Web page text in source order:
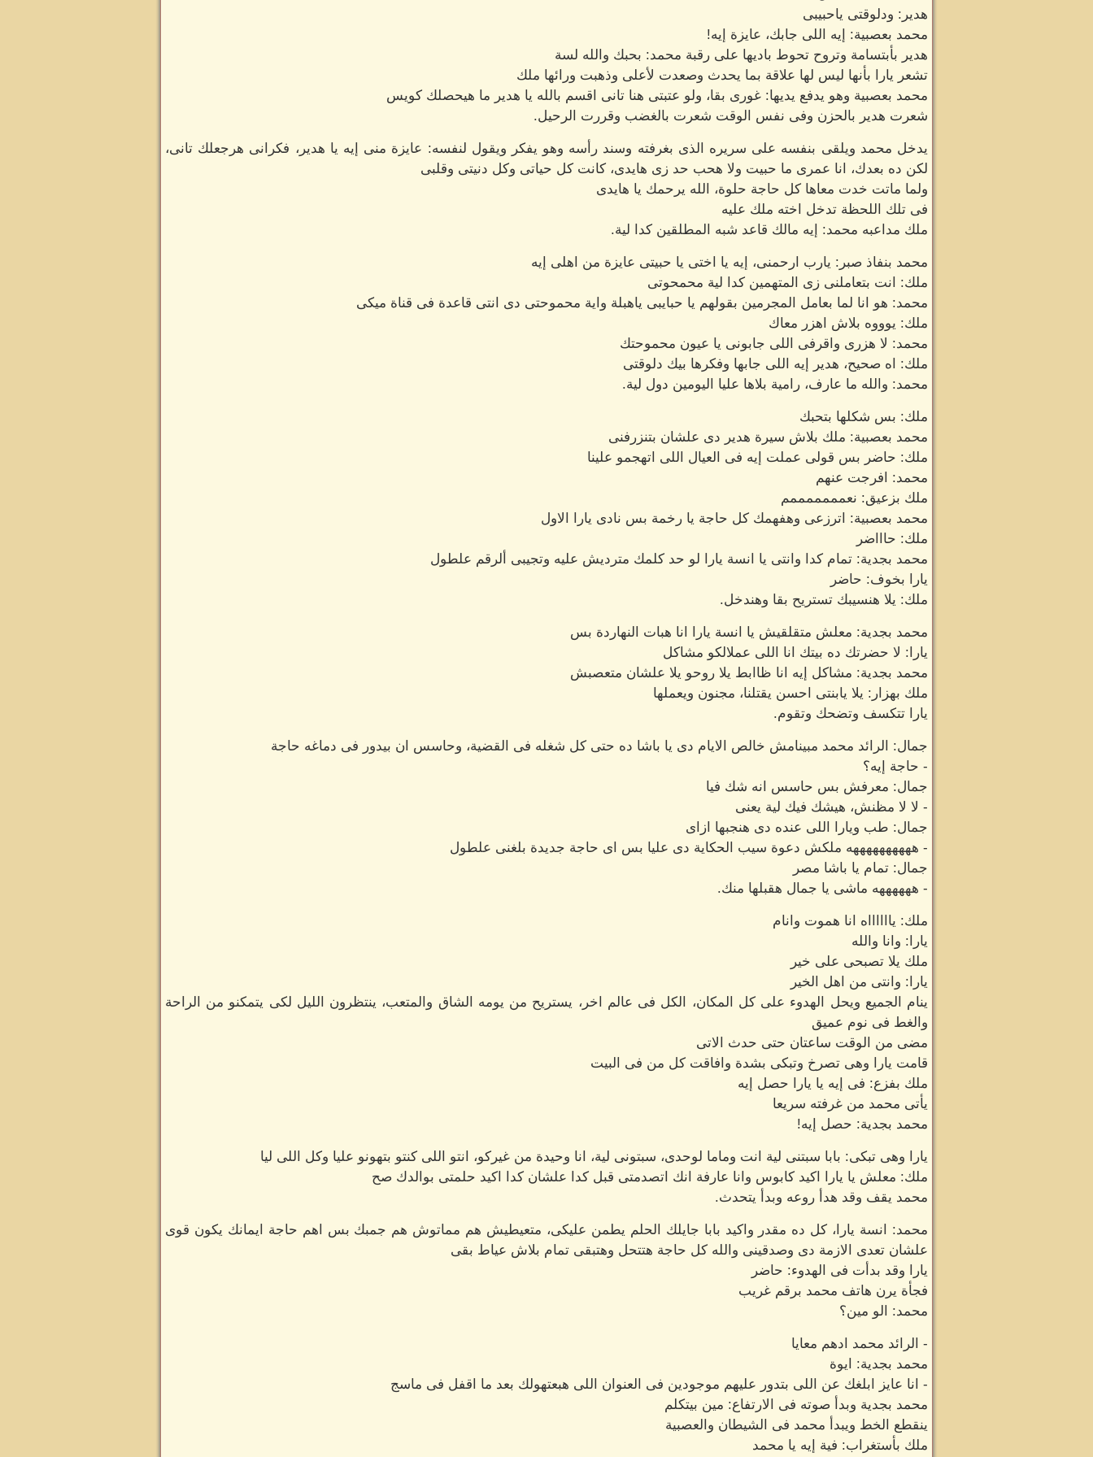
هدير: ودلوقتى ياحبيبى
محمد بعصبية: إيه اللى جابك، عايزة إيه!
هدير بأبتسامة وتروح تحوط باديها على رقبة محمد: بحبك والله لسة
تشعر يارا بأنها ليس لها علاقة بما يحدث وصعدت لأعلى وذهبت ورائها ملك
محمد بعصبية وهو يدفع يديها: غورى بقا، ولو عتبتى هنا تانى اقسم بالله يا هدير ما هيحصلك كويس
شعرت هدير بالحزن وفى نفس الوقت شعرت بالغضب وقررت الرحيل.
يدخل محمد ويلقى بنفسه على سريره الذى بغرفته وسند رأسه وهو يفكر ويقول لنفسه: عايزة منى إيه يا هدير، فكرانى هرجعلك تانى،
لكن ده بعدك، انا عمرى ما حبيت ولا هحب حد زى هايدى، كانت كل حياتى وكل دنيتى وقلبى
ولما ماتت خدت معاها كل حاجة حلوة، الله يرحمك يا هايدى
فى تلك اللحظة تدخل اخته ملك عليه
ملك مداعبه محمد: إيه مالك قاعد شبه المطلقين كدا لية.
محمد بنفاذ صبر: يارب ارحمنى، إيه يا اختى يا حبيتى عايزة من اهلى إيه
ملك: انت بتعاملنى زى المتهمين كدا لية محمحوتى
محمد: هو انا لما بعامل المجرمين بقولهم يا حبايبى ياهبلة واية محموحتى دى انتى قاعدة فى قناة ميكى
ملك: يوووه بلاش اهزر معاك
محمد: لا هزرى واقرفى اللى جابونى يا عيون محموحتك
ملك: اه صحيح، هدير إيه اللى جابها وفكرها بيك دلوقتى
محمد: والله ما عارف، رامية بلاها عليا اليومين دول لية.
ملك: بس شكلها بتحبك
محمد بعصبية: ملك بلاش سيرة هدير دى علشان بتنزرفنى
ملك: حاضر بس قولى عملت إيه فى العيال اللى اتهجمو علينا
محمد: افرجت عنهم
ملك بزعيق: نعمممممممم
محمد بعصبية: اترزعى وهفهمك كل حاجة يا رخمة بس نادى يارا الاول
ملك: حاااضر
محمد بجدية: تمام كدا وانتى يا انسة يارا لو حد كلمك مترديش عليه وتجيبى ألرقم علطول
يارا بخوف: حاضر
ملك: يلا هنسيبك تستريح بقا وهندخل.
محمد بجدية: معلش متقلقيش يا انسة يارا انا هبات النهاردة بس
يارا: لا حضرتك ده بيتك انا اللى عملالكو مشاكل
محمد بجدية: مشاكل إيه انا ظاابط يلا روحو يلا علشان متعصبش
ملك بهزار: يلا يابنتى احسن يقتلنا، مجنون ويعملها
يارا تتكسف وتضحك وتقوم.
جمال: الرائد محمد مبينامش خالص الايام دى يا باشا ده حتى كل شغله فى القضية، وحاسس ان بيدور فى دماغه حاجة
- حاجة إيه؟
جمال: معرفش بس حاسس انه شك فيا
- لا لا مظنش، هيشك فيك لية يعنى
جمال: طب ويارا اللى عنده دى هنجبها ازاى
- ههههههههههه ملكش دعوة سيب الحكاية دى عليا بس اى حاجة جديدة بلغنى علطول
جمال: تمام يا باشا مصر
- ههههههه ماشى يا جمال هقبلها منك.
ملك: يااااااه انا هموت وانام
يارا: وانا والله
ملك يلا تصبحى على خير
يارا: وانتى من اهل الخير
ينام الجميع ويحل الهدوء على كل المكان، الكل فى عالم اخر، يستريح من يومه الشاق والمتعب، ينتظرون الليل لكى يتمكنو من الراحة
والغط فى نوم عميق
مضى من الوقت ساعتان حتى حدث الاتى
قامت يارا وهى تصرخ وتبكى بشدة وافاقت كل من فى البيت
ملك بفزع: فى إيه يا يارا حصل إيه
يأتى محمد من غرفته سريعا
محمد بجدية: حصل إيه!
يارا وهى تبكى: بابا سبتنى لية انت وماما لوحدى، سبتونى لية، انا وحيدة من غيركو، انتو اللى كنتو بتهونو عليا وكل اللى ليا
ملك: معلش يا يارا اكيد كابوس وانا عارفة انك اتصدمتى قبل كدا علشان كدا اكيد حلمتى بوالدك صح
محمد يقف وقد هدأ روعه وبدأ يتحدث.
محمد: انسة يارا، كل ده مقدر واكيد بابا جايلك الحلم يطمن عليكى، متعيطيش هم مماتوش هم جمبك بس اهم حاجة ايمانك يكون قوى
علشان تعدى الازمة دى وصدقينى والله كل حاجة هتتحل وهتبقى تمام بلاش عياط بقى
يارا وقد بدأت فى الهدوء: حاضر
فجأة يرن هاتف محمد برقم غريب
محمد: الو مين؟
- الرائد محمد ادهم معايا
محمد بجدية: ايوة
- انا عايز ابلغك عن اللى بتدور عليهم موجودين فى العنوان اللى هبعتهولك بعد ما اقفل فى ماسج
محمد بجدية وبدأ صوته فى الارتفاع: مين بيتكلم
ينقطع الخط ويبدأ محمد فى الشيطان والعصبية
ملك بأستغراب: فية إيه يا محمد